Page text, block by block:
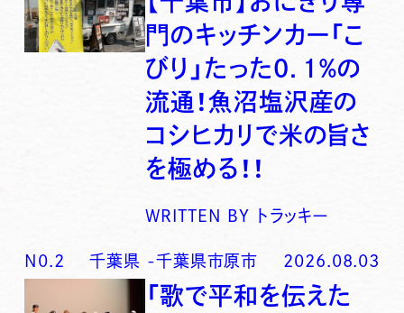
門のキッチンカー「こ
びり」たった0．1％の
流通！魚沼塩沢産の
コシヒカリで米の旨さ
を極める！！
WRITTEN BY トラッキー
N0. 2 千葉県 -千葉県市原市 2026.08.03
「歌で平和を伝えた